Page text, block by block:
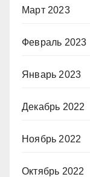
Март 2023
Февраль 2023
Январь 2023
Декабрь 2022
Ноябрь 2022
Октябрь 2022